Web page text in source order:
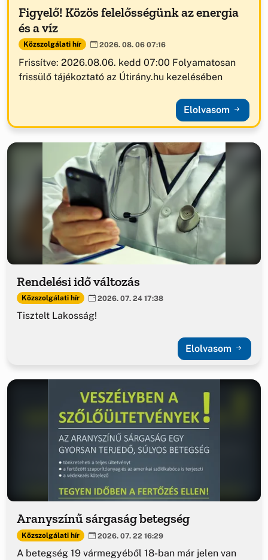
Figyelő! Közös felelősségünk az energia
és a víz
Közszolgálati hír 2026. 08. 06 07:16
Frissítve: 2026.08.06. kedd 07:00 Folyamatosan
frissülő tájékoztató az Útirány.hu kezelésében
Elolvasom
Rendelési idő változás
Közszolgálati hír 2026. 07. 24 17:38
Tisztelt Lakosság!
Elolvasom
Aranyszínű sárgaság betegség
Közszolgálati hír 2026. 07. 22 16:29
A betegség 19 vármegyéből 18-ban már jelen van